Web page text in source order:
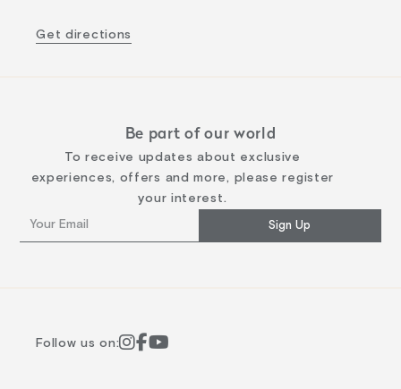
Get directions
Be part of our world
To receive updates about exclusive
experiences, offers and more, please register
your interest.
Sign Up
Follow us on: